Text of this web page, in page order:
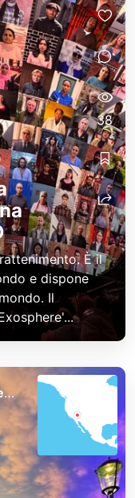
È il
e dispone
Il
38
Südwesten der USA: Westküste und Nationalparks